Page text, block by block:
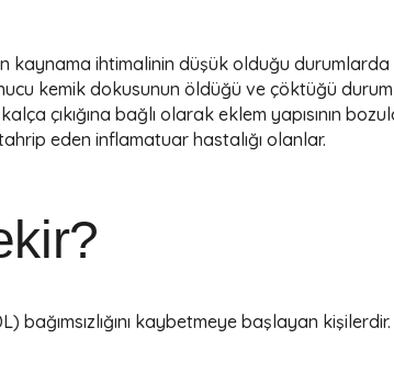
kaynama ihtimalinin düşük olduğu
kemik dokusunun öldüğü ve çöktüğü
çıkığına bağlı olarak eklem yapısının
eden inflamatuar hastalığı olanlar.
kaybetmeye başlayan